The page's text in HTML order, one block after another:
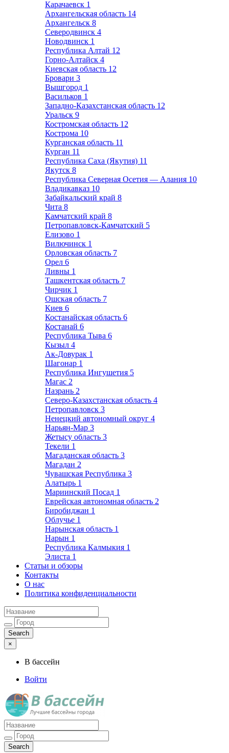
Карачаевск 1
Архангельская область 14
Архангельск 8
Северодвинск 4
Новодвинск 1
Республика Алтай 12
Горно-Алтайск 4
Киевская область 12
Бровари 3
Вышгород 1
Васильков 1
Западно-Казахстанская область 12
Уральск 9
Костромская область 12
Кострома 10
Курганская область 11
Курган 11
Республика Саха (Якутия) 11
Якутск 8
Республика Северная Осетия — Алания 10
Владикавказ 10
Забайкальский край 8
Чита 8
Камчатский край 8
Петропавловск-Камчатский 5
Елизово 1
Вилючинск 1
Орловская область 7
Орел 6
Ливны 1
Ташкентская область 7
Чирчик 1
Ошская область 7
Киев 6
Костанайская область 6
Костанай 6
Республика Тыва 6
Кызыл 4
Ак-Довурак 1
Шагонар 1
Республика Ингушетия 5
Магас 2
Назрань 2
Северо-Казахстанская область 4
Петропавловск 3
Ненецкий автономный округ 4
Нарьян-Мар 3
Жетысу область 3
Текели 1
Магаданская область 3
Магадан 2
Чувашская Республика 3
Алатырь 1
Мариинский Посад 1
Еврейская автономная область 2
Биробиджан 1
Облучье 1
Нарынская область 1
Нарын 1
Республика Калмыкия 1
Элиста 1
Статьи и обзоры
Контакты
О нас
Политика конфиденциальности
×
В бассейн
Войти
Лучшие бассейны города